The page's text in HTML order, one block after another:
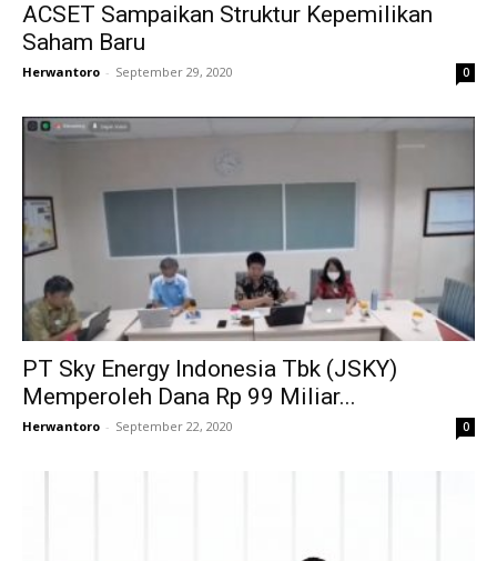
ACSET Sampaikan Struktur Kepemilikan
Saham Baru
Herwantoro - September 29, 2020 0
PT Sky Energy Indonesia Tbk (JSKY)
Memperoleh Dana Rp 99 Miliar...
Herwantoro - September 22, 2020 0